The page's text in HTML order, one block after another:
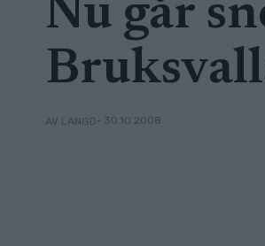
Nu går
AV LANGD• 30.10.2008